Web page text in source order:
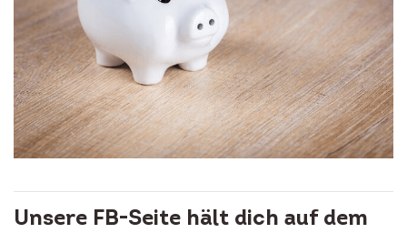
Unsere FB-Seite hält dich auf dem